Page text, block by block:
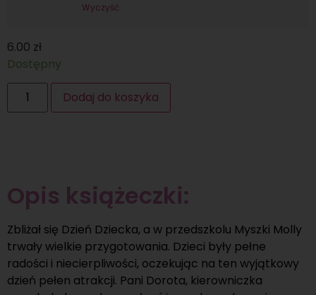
Wyczyść
6.00 zł
Dostępny
Dodaj do koszyka
Opis książeczki:
Zbliżał się Dzień Dziecka, a w przedszkolu Myszki Molly
trwały wielkie przygotowania. Dzieci były pełne
radości i niecierpliwości, oczekując na ten wyjątkowy
dzień pełen atrakcji. Pani Dorota, kierowniczka